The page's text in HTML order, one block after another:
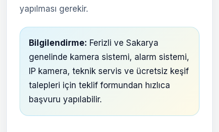
yapılması gerekir.
Bilgilendirme: Ferizli ve Sakarya
genelinde kamera sistemi, alarm sistemi,
IP kamera, teknik servis ve ücretsiz keşif
talepleri için teklif formundan hızlıca
başvuru yapılabilir.